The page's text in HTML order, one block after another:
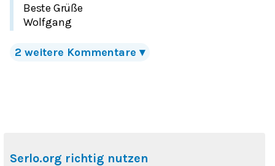
Beste Grüße
Wolfgang
2 weitere Kommentare ▾
Serlo.org richtig nutzen